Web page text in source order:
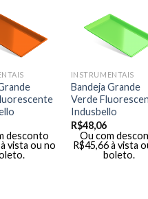
desconto
à vista ou no
INSTRUMENTAIS
Bandeja Grande
Verde
Indusbello
R$48,06
Ou com
R$45,66 à vista
boleto.